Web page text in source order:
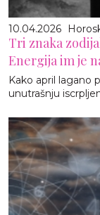
10.04.2026
Tri znaka
Energija im je
Kako april lagano
unutrašnju